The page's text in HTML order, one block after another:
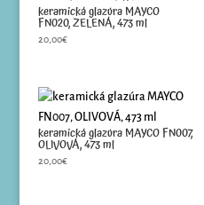
keramická glazúra MAYCO
FN020, ZELENÁ, 473 ml
20,00€
keramická glazúra MAYCO FN007,
OLIVOVÁ, 473 ml
20,00€